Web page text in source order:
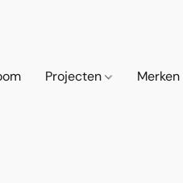
Projecten Merken